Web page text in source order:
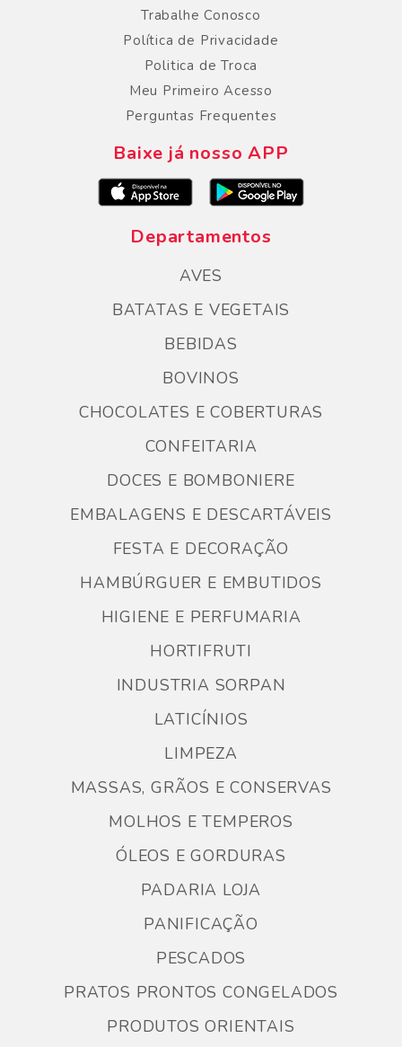
Trabalhe Conosco
Política de Privacidade
Politica de Troca
Meu Primeiro Acesso
Perguntas Frequentes
Baixe já nosso APP
Departamentos
AVES
BATATAS E VEGETAIS
BEBIDAS
BOVINOS
CHOCOLATES E COBERTURAS
CONFEITARIA
DOCES E BOMBONIERE
EMBALAGENS E DESCARTÁVEIS
FESTA E DECORAÇÃO
HAMBÚRGUER E EMBUTIDOS
HIGIENE E PERFUMARIA
HORTIFRUTI
INDUSTRIA SORPAN
LATICÍNIOS
LIMPEZA
MASSAS, GRÃOS E CONSERVAS
MOLHOS E TEMPEROS
ÓLEOS E GORDURAS
PADARIA LOJA
PANIFICAÇÃO
PESCADOS
PRATOS PRONTOS CONGELADOS
PRODUTOS ORIENTAIS